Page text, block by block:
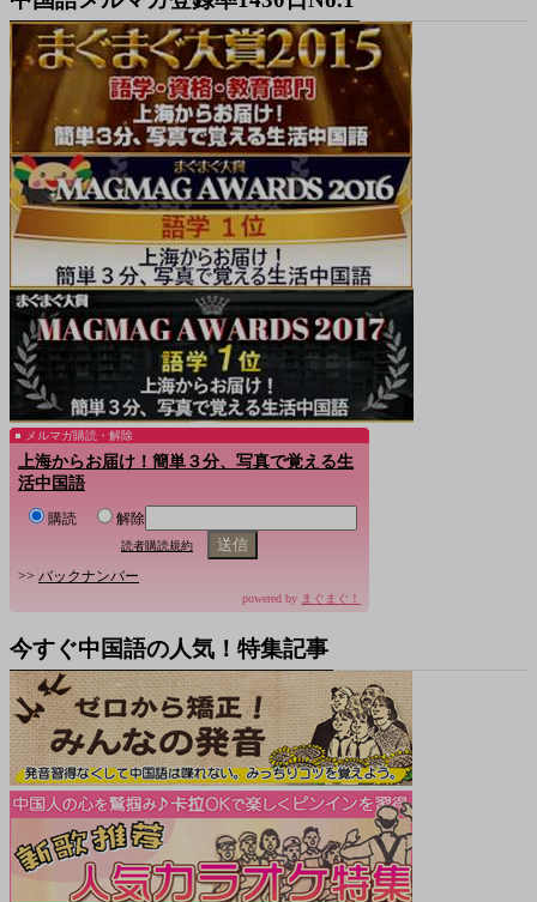
メルマガ購読・解除
上海からお届け！簡単３分、写真で覚える生
活中国語
購読 解除
読者購読規約
>> バックナンバー
powered by まぐまぐ！
今すぐ中国語の人気！特集記事